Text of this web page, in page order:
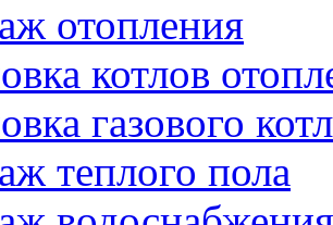
отопления
котлов
газового
теплого пола